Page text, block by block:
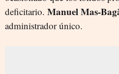
deficitario. Manuel Mas-
administrador único.